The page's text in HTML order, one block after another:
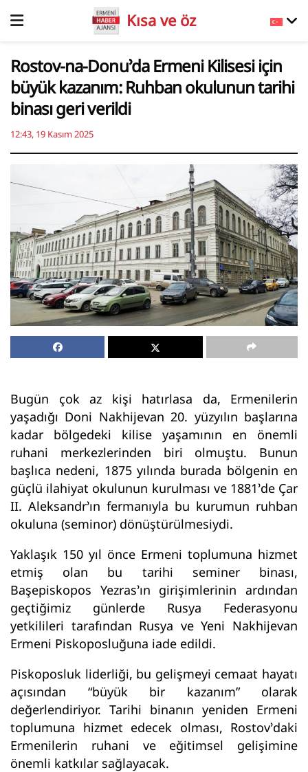
Kısa ve öz
Rostov-na-Donu’da Ermeni Kilisesi için
büyük kazanım: Ruhban okulunun tarihi
binası geri verildi
12:43, 19 Kasım 2025
Bugün çok az kişi hatırlasa da, Ermenilerin
yaşadığı Doni Nakhijevan 20. yüzyılın başlarına
kadar bölgedeki kilise yaşamının en önemli
ruhani merkezlerinden biri olmuştu. Bunun
başlıca nedeni, 1875 yılında burada bölgenin en
güçlü ilahiyat okulunun kurulması ve 1881’de Çar
II. Aleksandr’ın fermanıyla bu kurumun ruhban
okuluna (seminor) dönüştürülmesiydi.
Yaklaşık 150 yıl önce Ermeni toplumuna hizmet
etmiş olan bu tarihi seminer binası,
Başepiskopos Yezras’ın girişimlerinin ardından
geçtiğimiz günlerde Rusya Federasyonu
yetkilileri tarafından Rusya ve Yeni Nakhijevan
Ermeni Piskoposluğuna iade edildi.
Piskoposluk liderliği, bu gelişmeyi cemaat hayatı
açısından “büyük bir kazanım” olarak
değerlendiriyor. Tarihi binanın yeniden Ermeni
toplumuna hizmet edecek olması, Rostov’daki
Ermenilerin ruhani ve eğitimsel gelişimine
önemli katkılar sağlayacak.